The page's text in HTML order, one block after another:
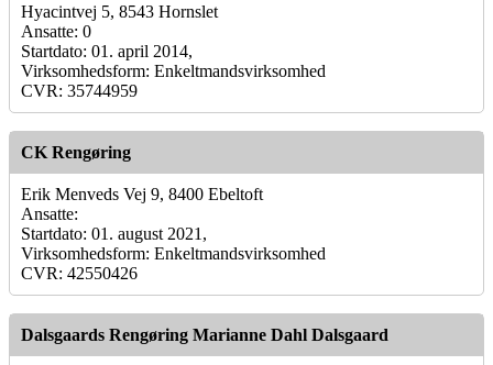
Hyacintvej 5, 8543 Hornslet
Ansatte: 0
Startdato: 01. april 2014,
Virksomhedsform: Enkeltmandsvirksomhed
CVR: 35744959
CK Rengøring
Erik Menveds Vej 9, 8400 Ebeltoft
Ansatte:
Startdato: 01. august 2021,
Virksomhedsform: Enkeltmandsvirksomhed
CVR: 42550426
Dalsgaards Rengøring Marianne Dahl Dalsgaard